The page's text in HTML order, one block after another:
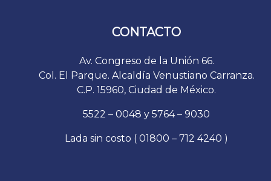
CONTACTO
Av. Congreso de la Unión 66.
Col. El Parque. Alcaldía Venustiano Carranza.
C.P. 15960, Ciudad de México.
5522 – 0048 y 5764 – 9030
Lada sin costo ( 01800 – 712 4240 )